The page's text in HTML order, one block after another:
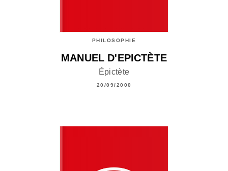
PHILOSOPHIE
MANUEL D'EPICTÈTE
Épictète
20/09/2000